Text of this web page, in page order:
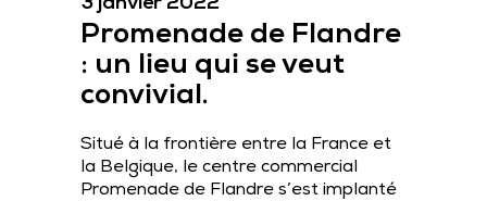
3 janvier 2022
Promenade de Flandre
: un lieu qui se veut
convivial.
Situé à la frontière entre la France et
la Belgique, le centre commercial
Promenade de Flandre s’est implanté